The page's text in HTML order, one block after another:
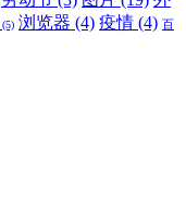
(5) 浏览器 (4) 疫情 (4) 百